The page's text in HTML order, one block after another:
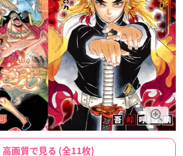
高画質で見る (全11枚)